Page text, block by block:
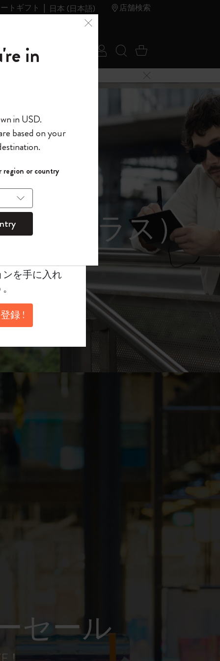
トギフト 日本 (日本語) 店舗検索
ール
ログイン
パスワードを表示
保存する
検索 (キーワード
カート 0 アイ
メニューを閉じる
サングラス）
示1
セール
ようこそ
、コード
力すると、初
無料になり
レット品は
を手に入れ
録 !
in
in USD.
based on your
or country